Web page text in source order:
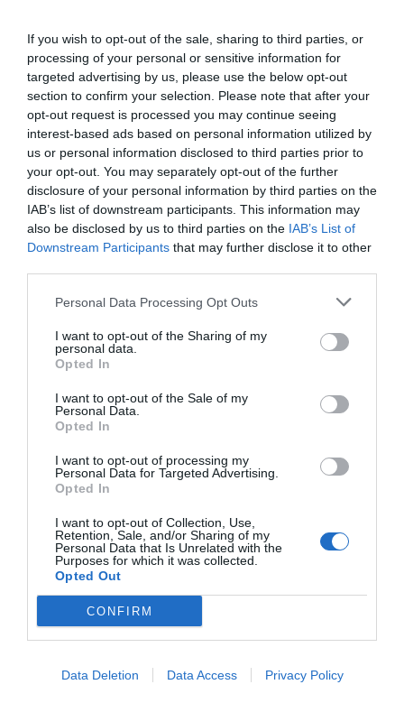
If you wish to opt-out of the sale, sharing to third parties, or
processing of your personal or sensitive information for
targeted advertising by us, please use the below opt-out
section to confirm your selection. Please note that after your
opt-out request is processed you may continue seeing
interest-based ads based on personal information utilized by
us or personal information disclosed to third parties prior to
your opt-out. You may separately opt-out of the further
disclosure of your personal information by third parties on the
IAB’s list of downstream participants. This information may
also be disclosed by us to third parties on the IAB’s List of
Downstream Participants that may further disclose it to other
Personal Data Processing Opt Outs
I want to opt-out of the Sharing of my
personal data.
Opted In
I want to opt-out of the Sale of my
Personal Data.
Opted In
I want to opt-out of processing my
Personal Data for Targeted Advertising.
Opted In
I want to opt-out of Collection, Use,
Retention, Sale, and/or Sharing of my
Personal Data that Is Unrelated with the
Purposes for which it was collected.
Opted Out
CONFIRM
Data Deletion Data Access Privacy Policy
Índex2P
Manchester City
Premier League
ligas europeas; 22 clubes de ACB y Primera FEB y 80
clubes de Euroliga, Eurocup, BCL, Euroliga y Eurocup
femeninas.
La plataforma también contabiliza la asistencia a
todos los eventos deportivos, de entretenimiento y
música en España, así como más de 23.000 contratos
de patrocinio en el mercado español y otros 7.000
contratos de las ligas europeas y norteamericanas de
fútbol y baloncesto, segmentados por competición,
tipología de activos, marcas, categorías de producto y
valor económico aproximado de cada acuerdo. Si
quieres más información, contacta con nosotros a
través deintelligence@2playbook.com.
de forma gratuita
ACTIVAR AHORA
Compartir